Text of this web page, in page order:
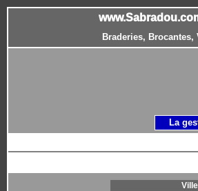
Braderies,
Ville
La